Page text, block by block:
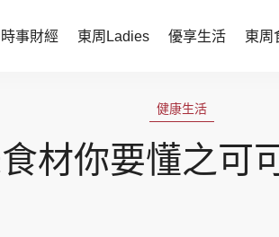
時事財經 東周Ladies 優享生活 東周
擊
庫
東周Ladies
談情說性
時尚生活
健康生活
材你要懂之可